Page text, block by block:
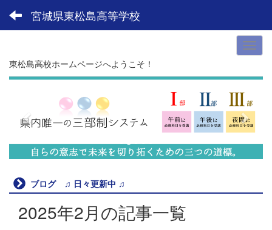
宮城県東松島高等学校
東松島高校ホームページへようこそ！
p
e
u
n
e
x
t
ブログ ♫ 日々更新中 ♫
2025年2月の記事一覧